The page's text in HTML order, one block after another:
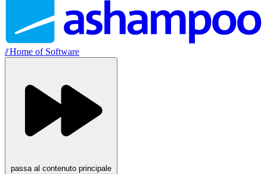
//Home of Software
passa al contenuto principale